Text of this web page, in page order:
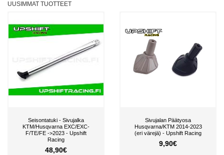
UUSIMMAT TUOTTEET
Seisontatuki - Sivujalka
KTM/Husqvarna EXC/EXC-
F/TE/FE ->2023 - Upshift
Racing
48,90€
Sivujalan Päätyosa
Husqvarna/KTM 2014-2023
(eri värejä) - Upshift Racing
9,90€